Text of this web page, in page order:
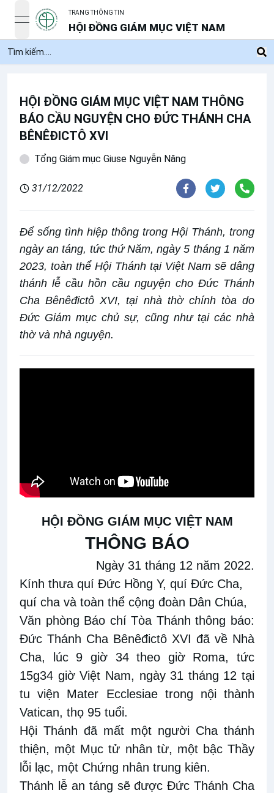
open navigation menu
TRANG THÔNG TIN
HỘI ĐỒNG GIÁM MỤC VIỆT NAM
HỘI ĐỒNG GIÁM MỤC VIỆT NAM THÔNG
BÁO CẦU NGUYỆN CHO ĐỨC THÁNH CHA
BÊNÊĐICTÔ XVI
Tổng Giám mục Giuse Nguyễn Năng
31/12/2022
Để sống tình hiệp thông trong Hội Thánh, trong
ngày an táng, tức thứ Năm, ngày 5 tháng 1 năm
2023, toàn thể Hội Thánh tại Việt Nam sẽ dâng
thánh lễ cầu hồn cầu nguyện cho Đức Thánh
Cha Bênêđictô XVI, tại nhà thờ chính tòa do
Đức Giám mục chủ sự, cũng như tại các nhà
thờ và nhà nguyện.
HỘI ĐỒNG GIÁM MỤC VIỆT NAM
THÔNG BÁO
Ngày 31 tháng 12 năm 2022.
Kính thưa quí Đức Hồng Y, quí Đức Cha,
quí cha và toàn thể cộng đoàn Dân Chúa,
Văn phòng Báo chí Tòa Thánh thông báo:
Đức Thánh Cha Bênêđictô XVI đã về Nhà
Cha, lúc 9 giờ 34 theo giờ Roma, tức
15g34 giờ Việt Nam, ngày 31 tháng 12 tại
tu viện Mater Ecclesiae trong nội thành
Vatican, thọ 95 tuổi.
Hội Thánh đã mất một người Cha thánh
thiện, một Mục tử nhân từ, một bậc Thầy
lỗi lạc, một Chứng nhân trung kiên.
Thánh lễ an táng sẽ được Đức Thánh Cha